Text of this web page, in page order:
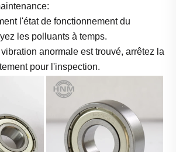
l'état de fonctionnement du
les polluants à temps.
anormale est trouvé, arrêtez la
pour l'inspection.